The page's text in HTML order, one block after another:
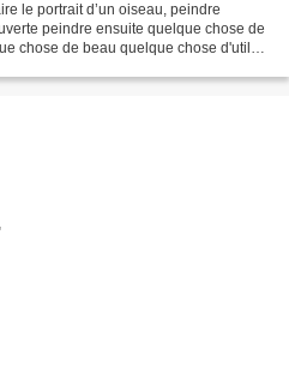
le portrait d’un oiseau, peindre
peindre ensuite quelque chose de
chose de beau quelque chose d'utile